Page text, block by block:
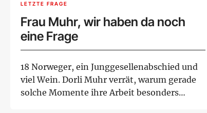
LETZTE FRAGE
Frau Muhr, wir haben da noch
eine Frage
18 Norweger, ein Junggesellenabschied und
viel Wein. Dorli Muhr verrät, warum gerade
solche Momente ihre Arbeit besonders